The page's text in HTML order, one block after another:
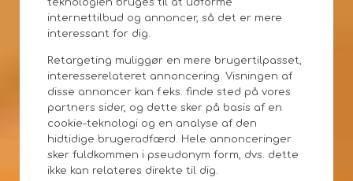
teknologien bruges til at udforme
internettilbud og annoncer, så det er mere
interessant for dig.
Retargeting muliggør en mere brugertilpasset,
interesserelateret annoncering. Visningen af
disse annoncer kan f.eks. finde sted på vores
partners sider, og dette sker på basis af en
cookie-teknologi og en analyse af den
hidtidige brugeradfærd. Hele annonceringer
sker fuldkommen i pseudonym form, dvs. dette
ikke kan relateres direkte til dig.